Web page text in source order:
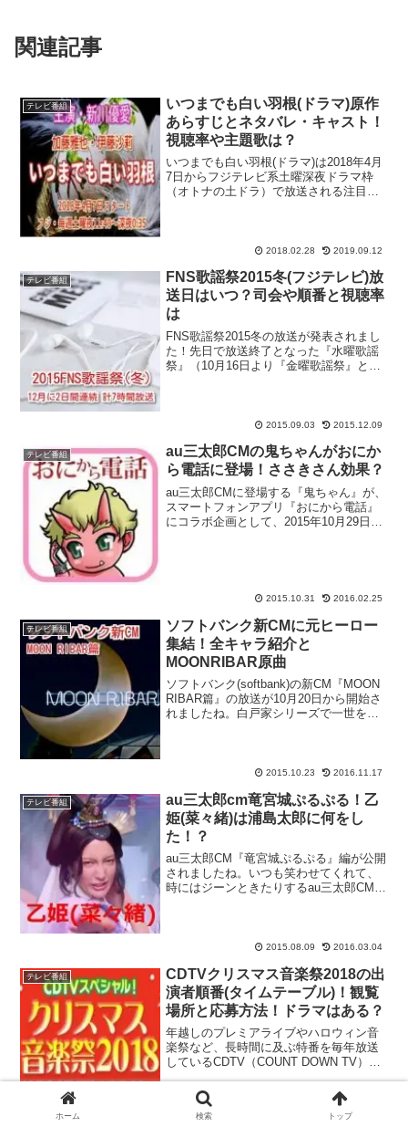
関連記事
テレビ番組
いつまでも白い羽根(ドラマ)原作
あらすじとネタバレ・キャスト！
視聴率や主題歌は？
いつまでも白い羽根(ドラマ)は2018年4月
7日からフジテレビ系土曜深夜ドラマ枠
（オトナの土ドラ）で放送される注目の
演の連ドラ『家族...2018.02.28 2019.09.12
テレビ番組
FNS歌謡祭2015冬(フジテレビ)放
送日はいつ？司会や順番と視聴率
は
FNS歌謡祭2015冬の放送が発表されまし
た！先日で放送終了となった『水曜歌謡
祭』（10月16日より『金曜歌謡祭』とし
2015.09.03 2015.12.09
テレビ番組
au三太郎CMの鬼ちゃんがおにか
ら電話に登場！ささきさん効果？
au三太郎CMに登場する『鬼ちゃん』が、
スマートフォンアプリ『おにから電話』
にコラボ企画として、2015年10月29日～
2015.10.31 2016.02.25
テレビ番組
ソフトバンク新CMに元ヒーロー
集結！全キャラ紹介と
MOONRIBAR原曲
ソフトバンク(softbank)の新CM『MOON
RIBAR篇』の放送が10月20日から開始さ
れましたね。白戸家シリーズで一世を風
2015.10.23 2016.11.17
テレビ番組
au三太郎cm竜宮城ぷるぷる！乙
姫(菜々緒)は浦島太郎に何をし
た！？
au三太郎CM『竜宮城ぷるぷる』編が公開
されましたね。いつも笑わせてくれて、
時にはジーンときたりするau三太郎CMで
す。ここではau三...2015.08.09 2016.03.04
テレビ番組
CDTVクリスマス音楽祭2018の出
演者順番(タイムテーブル)！観覧
場所と応募方法！ドラマはある？
年越しのプレミアライブやハロウィン音
楽祭など、長時間に及ぶ特番を毎年放送
しているCDTV（COUNT DOWN TV）が
『CDTVクリスマス音楽祭2018』をピッ
クアップ！第1回となった2017年時はクリ
2018.12.16
ホーム 検索 トップ